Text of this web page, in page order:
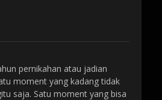
pernikahan atau jadian
moment yang kadang tidak
saja. Satu moment yang bisa